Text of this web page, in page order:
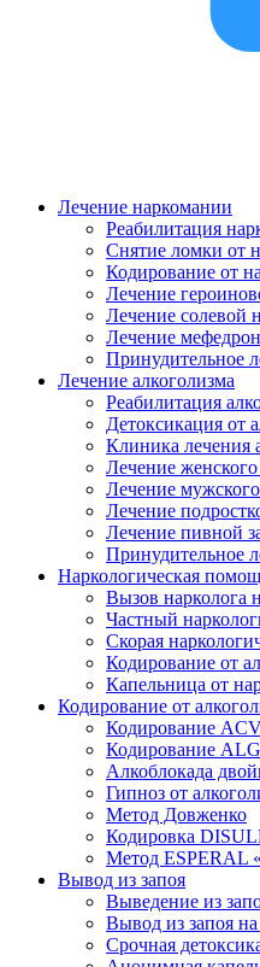
Лечение наркомании
Реабилитация
Снятие ломки от
Кодирование от
Лечение
Лечение солевой
Лечение
Принудительное
Лечение алкоголизма
Реабилитация
Детоксикация от
Клиника лечения
Лечение женского
Лечение
Лечение
Лечение пивной
Принудительное
Наркологическая
Вызов нарколога
Частный
Скорая
Кодирование от
Капельница от
Кодирование от
Кодирование
Кодирование
Алкоблокада
Гипноз от
Метод Довженко
Кодировка
Метод ESPERAL
Вывод из запоя
Выведение из
Вывод из запоя
Срочная